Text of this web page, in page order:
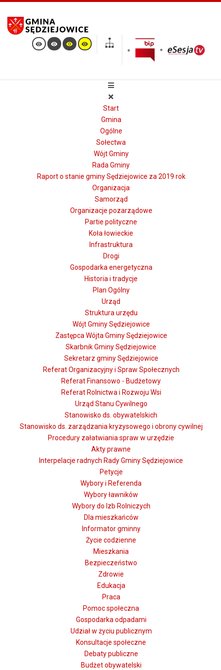
Start
Gmina
Ogólne
Sołectwa
Wójt Gminy
Rada Gminy
Raport o stanie gminy Sędziejowice za 2019 rok
Organizacja
Samorząd
Organizacje pozarządowe
Partie polityczne
Koła łowieckie
Infrastruktura
Drogi
Gospodarka energetyczna
Historia i tradycje
Plan Ogólny
Urząd
Struktura urzędu
Wójt Gminy Sędziejowice
Zastępca Wójta Gminy Sędziejowice
Skarbnik Gminy Sędziejowice
Sekretarz gminy Sędziejowice
Referat Organizacyjny i Spraw Społecznych
Referat Finansowo - Budżetowy
Referat Rolnictwa i Rozwoju Wsi
Urząd Stanu Cywilnego
Stanowisko ds. obywatelskich
Stanowisko ds. zarządzania kryzysowego i obrony cywilnej
Procedury załatwiania spraw w urzędzie
Akty prawne
Interpelacje radnych Rady Gminy Sędziejowice
Petycje
Wybory i Referenda
Wybory ławników
Wybory do Izb Rolniczych
Dla mieszkańców
Informator gminny
Życie codzienne
Mieszkania
Bezpieczeństwo
Zdrowie
Edukacja
Praca
Pomoc społeczna
Gospodarka odpadami
Udział w życiu publicznym
Konsultacje społeczne
Debaty publiczne
Budżet obywatelski